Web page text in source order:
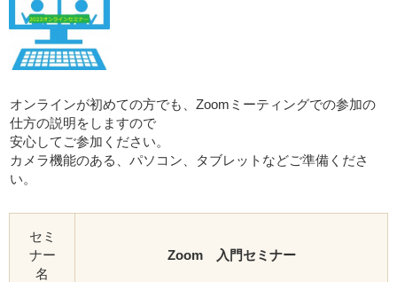
オンラインが初めての方でも、Zoomミーティングでの参加の
仕方の説明をしますので
安心してご参加ください。
カメラ機能のある、パソコン、タブレットなどご準備くださ
い。
セミ
ナー
名
Zoom 入門セミナー